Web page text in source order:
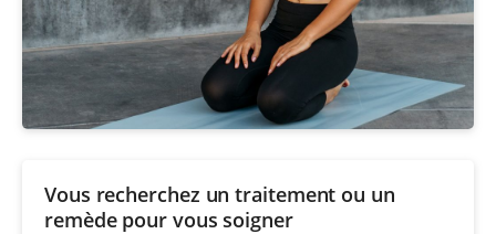
Vous recherchez un traitement ou un
remède pour vous soigner